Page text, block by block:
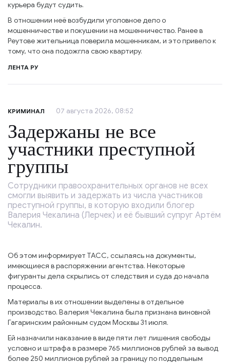
курьера будут судить.
В отношении неё возбудили уголовное дело о
мошенничестве и покушении на мошенничество. Ранее в
Реутове жительница поверила мошенникам, и это привело к
тому, что она подожгла свою квартиру.
ЛЕНТА РУ
КРИМИНАЛ 07 августа 2026, 08:52
Задержаны не все
участники преступной
группы
Сотрудники правоохранительных органов не всех
смогли выявить и задержать из числа участников
преступной группы, в которую входили блогер
Валерия Чекалина (Лерчек) и её бывший супруг Артём
Чекалин.
Об этом информирует ТАСС, ссылаясь на документы,
имеющиеся в распоряжении агентства. Некоторые
фигуранты дела скрылись от следствия и суда до начала
процесса.
Материалы в их отношении выделены в отдельное
производство. Валерия Чекалина была признана виновной
Гагаринским районным судом Москвы 31 июля.
Ей назначили наказание в виде пяти лет лишения свободы
условно и штрафа в размере 765 миллионов рублей за вывод
более 250 миллионов рублей за границу по поддельным